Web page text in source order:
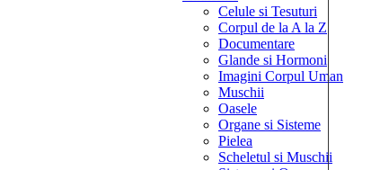
Celule si Tesuturi
Corpul de la A la Z
Documentare
Glande si Hormoni
Imagini Corpul Uman
Muschii
Oasele
Organe si Sisteme
Pielea
Scheletul si Muschii